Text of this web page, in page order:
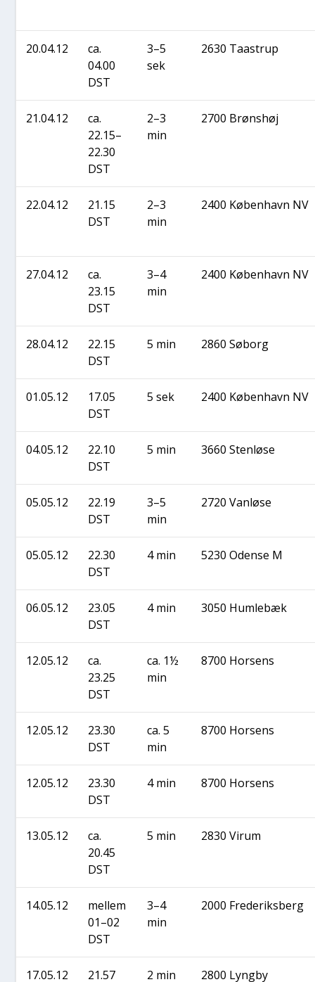
20.04.12
ca.
04.00
DST
3–5
sek
2630 Taa­strup
21.04.12
ca.
22.15–
22.30
DST
2–3
min
2700 Brøns­høj
22.04.12
21.15
DST
2–3
min
2400 Køben­havn NV
27.04.12
ca.
23.15
DST
3–4
min
2400 Køben­havn NV
28.04.12
22.15
DST
5 min 2860 Søborg
01.05.12
17.05
DST
5 sek 2400 Køben­havn NV
04.05.12
22.10
DST
5 min 3660 Sten­lø­se
05.05.12
22.19
DST
3–5
min
2720 Van­lø­se
05.05.12
22.30
DST
4 min 5230 Oden­se M
06.05.12
23.05
DST
4 min 3050 Hum­le­bæk
12.05.12
ca.
23.25
DST
ca. 1½
min
8700 Hor­sens
12.05.12
23.30
DST
ca. 5
min
8700 Hor­sens
12.05.12
23.30
DST
4 min 8700 Hor­sens
13.05.12
ca.
20.45
DST
5 min 2830 Virum
14.05.12
mel­lem
01–02
DST
3–4
min
2000 Fre­de­riks­berg
17.05.12
21.57
2 min 2800 Lyng­by